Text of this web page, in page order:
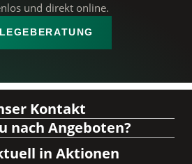
und direkt online.
Kontakt
nach Angeboten?
in Aktionen